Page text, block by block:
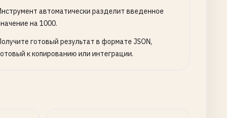
автоматически разделит введенное
на 1000.
готовый результат в формате JSON,
к копированию или интеграции.